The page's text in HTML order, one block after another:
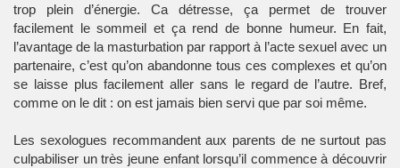
trop plein d’énergie. Ca détresse, ça permet de trouver
facilement le sommeil et ça rend de bonne humeur. En fait,
l’avantage de la masturbation par rapport à l’acte sexuel avec un
partenaire, c’est qu’on abandonne tous ces complexes et qu’on
se laisse plus facilement aller sans le regard de l’autre. Bref,
comme on le dit : on est jamais bien servi que par soi même.
Les sexologues recommandent aux parents de ne surtout pas
culpabiliser un très jeune enfant lorsqu’il commence à découvrir